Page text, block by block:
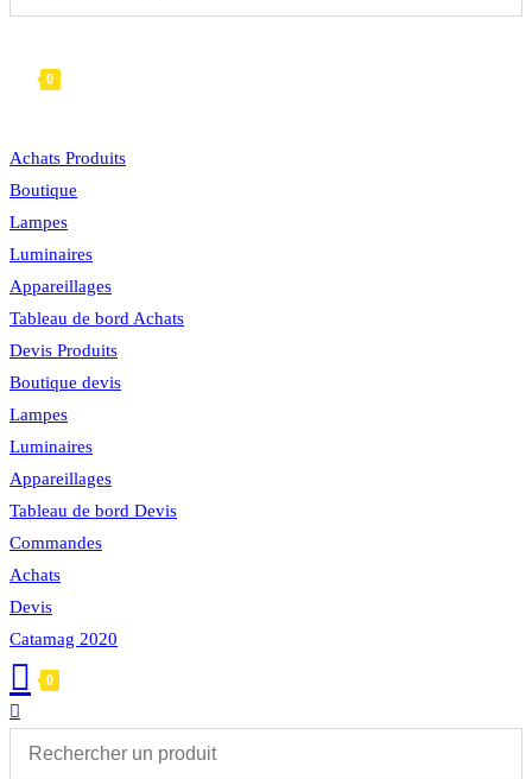
SEARCH
0
Achats Produits
Boutique
Lampes
Luminaires
Appareillages
Tableau de bord Achats
Devis Produits
Boutique devis
Lampes
Luminaires
Appareillages
Tableau de bord Devis
Commandes
Achats
Devis
Catamag 2020
0
Toggle
website